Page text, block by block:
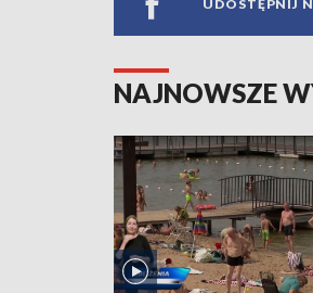
UDOSTĘPNIJ
NAJNOWSZE